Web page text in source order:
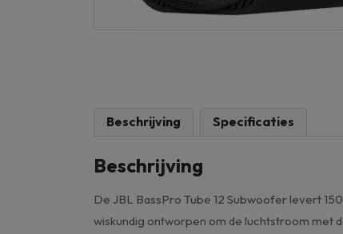
Beschrijving Specificaties
Beschrijving
De JBL BassPro Tube 12 Subwoofer levert
wiskundig ontworpen om de luchtstroom met